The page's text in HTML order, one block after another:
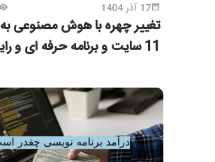
17 آذر 1404
تغییر چهره با هوش مصنوعی
11 سایت و برنامه حرفه ای و رایگان!